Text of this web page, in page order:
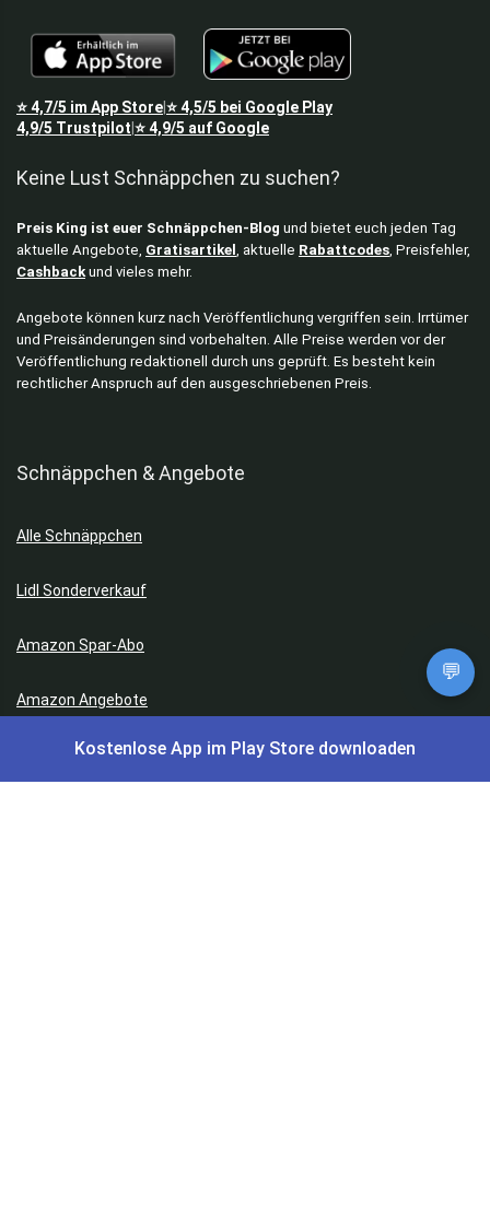
⭐4,7/5 im App Store⭐4,5/5 bei Google Play
4,9/5 Trustpilot ⭐4,9/5 auf Google
Keine Lust Schnäppchen zu suchen?
Preis King ist euer Schnäppchen-Blog und bietet euch jeden Tag
aktuelle Angebote, Gratisartikel , aktuelle Rabattcodes , Preisfehler,
Cashback und vieles mehr.
Angebote können kurz nach Veröffentlichung vergriffen sein. Irrtümer
und Preisänderungen sind vorbehalten. Alle Preise werden vor der
Veröffentlichung redaktionell durch uns geprüft. Es besteht kein
rechtlicher Anspruch auf den ausgeschriebenen Preis.
Schnäppchen & Angebote
Alle Schnäppchen
Lidl Sonderverkauf
Amazon Spar-Abo
Amazon Angebote
AOK Gratisgeschenke
💬
Kostenlose App im Play Store downloaden